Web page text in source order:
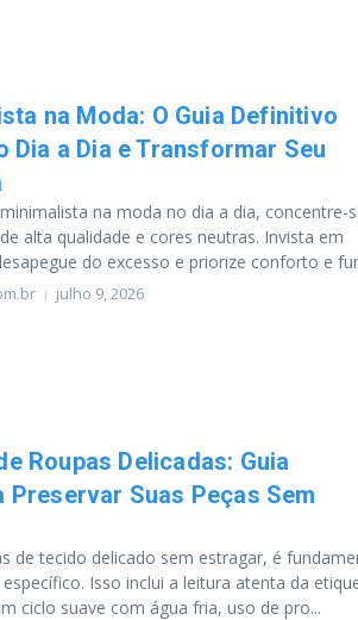
na Moda: O Guia Definitivo
Dia a Dia e Transformar Seu
na moda no dia a dia, concentre-
alta qualidade e cores neutras. Invista em
do excesso e priorize conforto e
julho 9, 2026
Roupas Delicadas: Guia
Preservar Suas Peças Sem
de tecido delicado sem estragar, é
Isso inclui a leitura atenta da
ciclo suave com água fria, uso de pro...